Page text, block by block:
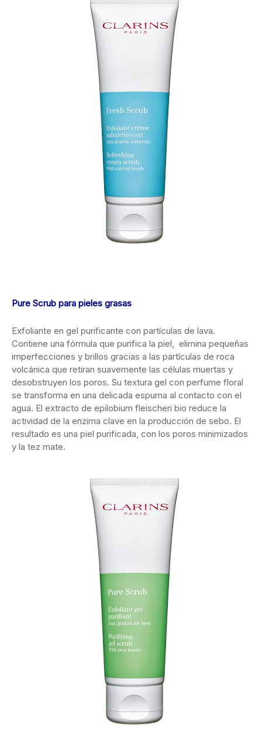
Pure Scrub para pieles grasas
Exfoliante en gel purificante con partículas de lava.
Contiene una fórmula que purifica la piel, elimina pequeñas
imperfecciones y brillos gracias a las partículas de roca
volcánica que retiran suavemente las células muertas y
desobstruyen los poros. Su textura gel con perfume floral
se transforma en una delicada espuma al contacto con el
agua. El extracto de epilobium fleischeri bio reduce la
actividad de la enzima clave en la producción de sebo. El
resultado es una piel purificada, con los poros minimizados
y la tez mate.